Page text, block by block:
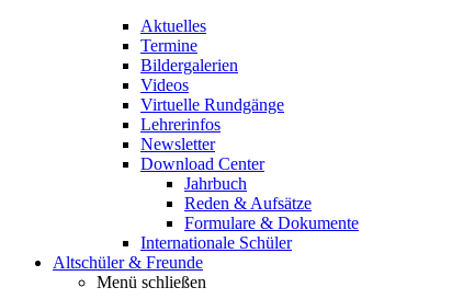
Aktuelles
Termine
Bildergalerien
Videos
Virtuelle Rundgänge
Lehrerinfos
Newsletter
Download Center
Jahrbuch
Reden & Aufsätze
Formulare & Dokumente
Internationale Schüler
Altschüler & Freunde
Menü schließen